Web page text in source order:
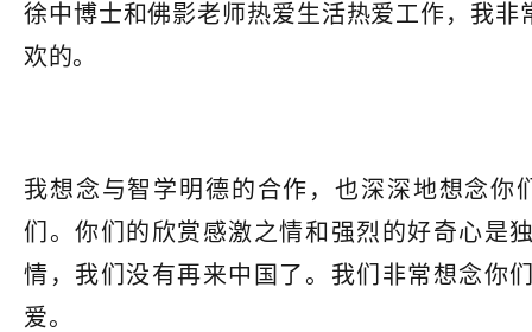
徐中博士和佛影老师热爱生活热爱工作，我
欢的。
我想念与智学明德的合作，也深深地想念你
们。你们的欣赏感激之情和强烈的好奇心是
情，我们没有再来中国了。我们非常想念你
爱。